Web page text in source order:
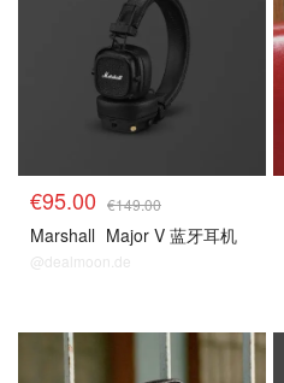
€95.00 €149.00
Marshall Major V 蓝牙耳机
@dealmoon.de